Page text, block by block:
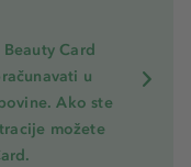
Card
u
Ako ste
možete